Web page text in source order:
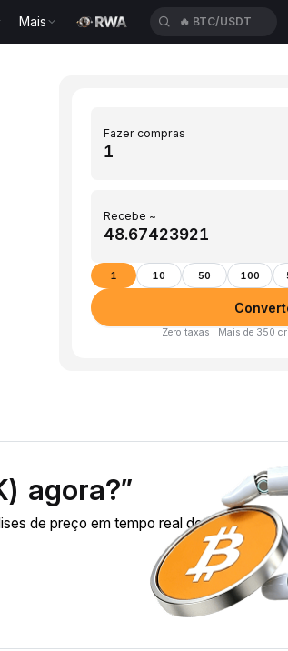
Mais 🔥 BTC/USDT
Fazer compras
Recebe ~
1 10 50 100
Zero taxas · Mais de 350
agora?”
de preço em tempo real de STRK